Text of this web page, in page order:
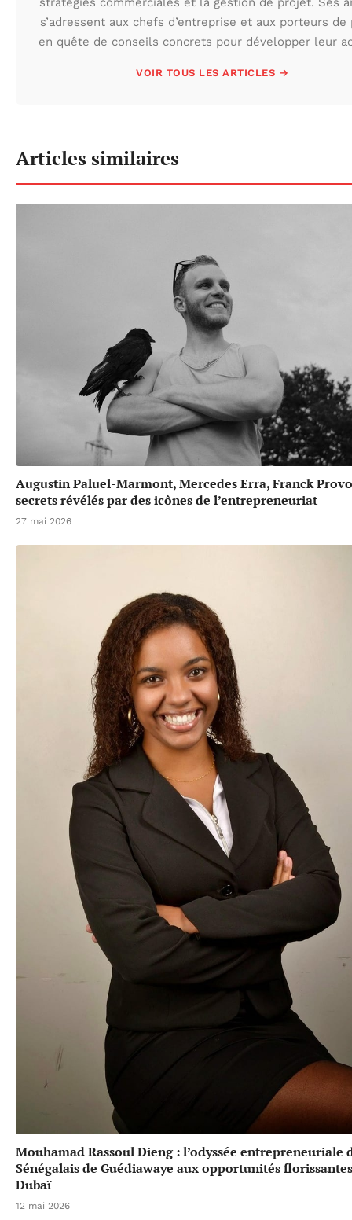
s’adressent aux chefs d’entreprise et aux porteurs de
en quête de conseils concrets pour développer leur
VOIR TOUS LES ARTICLES →
Articles similaires
Augustin Paluel-Marmont, Mercedes Erra, Franck
secrets révélés par des icônes de l’entrepreneuriat
27 mai 2026
Mouhamad Rassoul Dieng : l’odyssée entrepreneuriale
Sénégalais de Guédiawaye aux opportunités
Dubaï
12 mai 2026